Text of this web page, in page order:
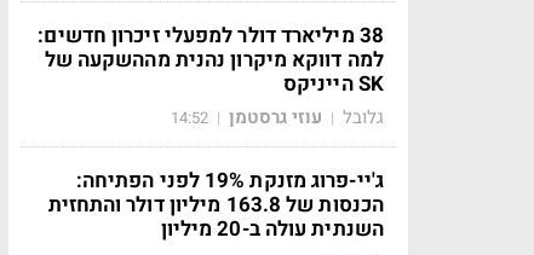
38 מיליארד דולר למפעלי זיכרון חדשים:
למה דווקא מיקרון נהנית מההשקעה של
SK הייניקס
גלובל | עוזי גרסטמן |
14:52
ג'יי-פרוג מזנקת 19% לפני הפתיחה:
הכנסות של 163.8 מיליון דולר והתחזית
השנתית עולה ב-20 מיליון